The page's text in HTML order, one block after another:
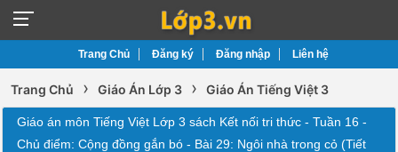
Trang Chủ Đăng ký Đăng nhập Liên hệ
Trang Chủ › Giáo Án Lớp 3 › Giáo Án Tiếng Việt 3
Giáo án môn Tiếng Việt Lớp 3 sách Kết nối tri thức - Tuần 16 -
Chủ điểm: Cộng đồng gắn bó - Bài 29: Ngôi nhà trong cỏ (Tiết